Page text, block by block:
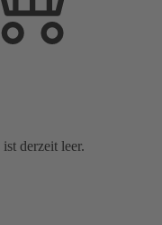
derzeit leer.